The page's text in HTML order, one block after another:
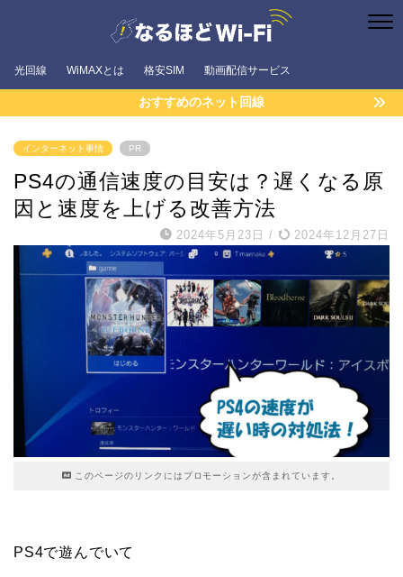
光回線 WiMAXとは 格安SIM 動画配信サービス
おすすめのネット回線
インターネット事情 PR
PS4の通信速度の目安は？遅くなる原
因と速度を上げる改善方法
2024年5月23日 / 2024年12月27日
このページのリンクにはプロモーションが含まれています。
PS4で遊んでいて